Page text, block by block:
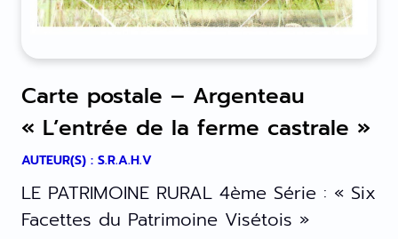
Carte postale – Argenteau
« L’entrée de la ferme castrale »
AUTEUR(S) : S.R.A.H.V
LE PATRIMOINE RURAL 4ème Série : « Six
Facettes du Patrimoine Visétois »